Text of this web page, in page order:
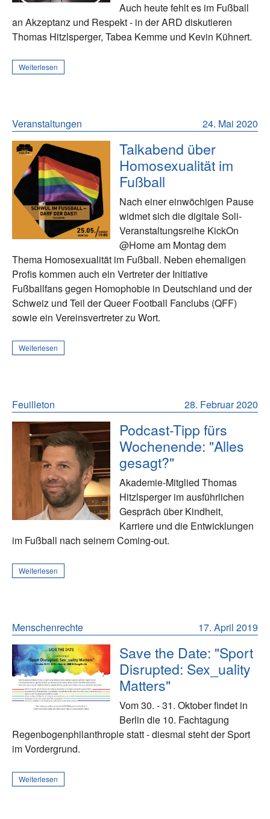
Auch heute fehlt es im Fußball
an Akzeptanz und Respekt - in der ARD diskutieren
Thomas Hitzlsperger, Tabea Kemme und Kevin Kühnert.
Weiterlesen
24. Mai 2020
Veranstaltungen
Talkabend über
Homosexualität im
Fußball
Nach einer einwöchigen Pause
widmet sich die digitale Soli-
Veranstaltungsreihe KickOn
@Home am Montag dem
Thema Homosexualität im Fußball. Neben ehemaligen
Profis kommen auch ein Vertreter der Initiative
Fußballfans gegen Homophobie in Deutschland und der
Schweiz und Teil der Queer Football Fanclubs (QFF)
sowie ein Vereinsvertreter zu Wort.
Weiterlesen
28. Februar 2020
Feuilleton
Podcast-Tipp fürs
Wochenende: "Alles
gesagt?"
Akademie-Mitglied Thomas
Hitzlsperger im ausführlichen
Gespräch über Kindheit,
Karriere und die Entwicklungen
im Fußball nach seinem Coming-out.
Weiterlesen
17. April 2019
Menschenrechte
Save the Date: "Sport
Disrupted: Sex_uality
Matters"
Vom 30. - 31. Oktober findet in
Berlin die 10. Fachtagung
Regenbogenphilanthropie statt - diesmal steht der Sport
im Vordergrund.
Weiterlesen